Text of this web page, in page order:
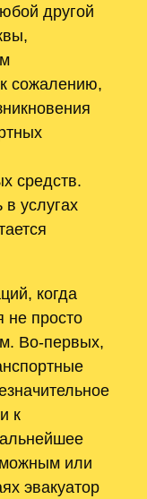
другой
сожалению,
средств.
услугах
когда
не просто
Во-первых,
к
или
эвакуатор